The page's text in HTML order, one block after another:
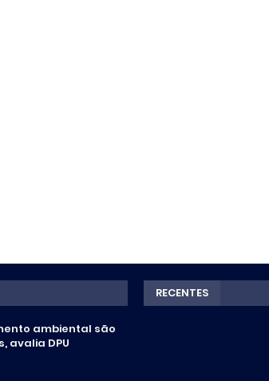
ambiental são
avalia DPU
RECENTES